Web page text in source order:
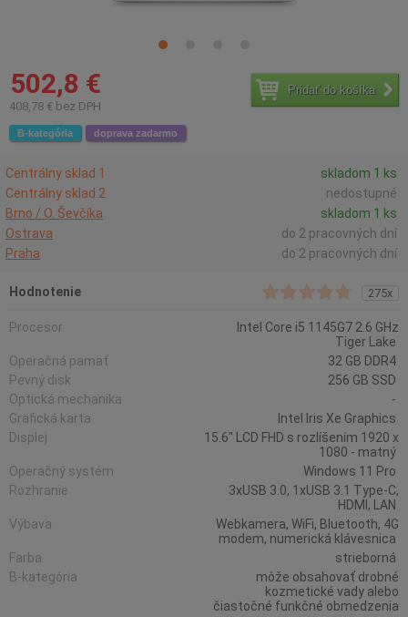
502,8 €
408,78 € bez DPH
Pridať do košíka
B-kategória doprava zadarmo
Centrálny sklad 1
skladom 1 ks
Centrálny sklad 2
nedostupné
Brno / O. Ševčíka
skladom 1 ks
Ostrava
do 2 pracovných dní
Praha
do 2 pracovných dní
Hodnotenie 275x
Procesor
Intel Core i5 1145G7 2.6 GHz
Tiger Lake
Operačná pamäť
32 GB DDR4
Pevný disk
256 GB SSD
Optická mechanika
-
Grafická karta
Intel Iris Xe Graphics
Displej
15.6" LCD FHD s rozlíšením 1920 x
1080 - matný
Operačný systém
Windows 11 Pro
Rozhranie
3xUSB 3.0, 1xUSB 3.1 Type-C,
HDMI, LAN
Výbava
Webkamera, WiFi, Bluetooth, 4G
modem, numerická klávesnica
Farba
strieborná
B-kategória
môže obsahovať drobné
kozmetické vady alebo
čiastočné funkčné obmedzenia